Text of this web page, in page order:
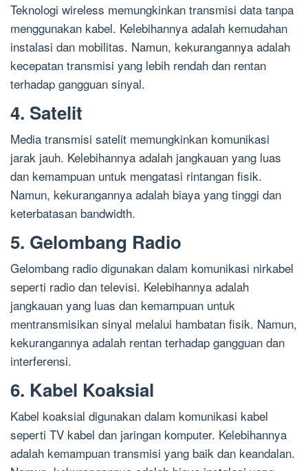
Teknologi wireless memungkinkan transmisi data tanpa
menggunakan kabel. Kelebihannya adalah kemudahan
instalasi dan mobilitas. Namun, kekurangannya adalah
kecepatan transmisi yang lebih rendah dan rentan
terhadap gangguan sinyal.
4. Satelit
Media transmisi satelit memungkinkan komunikasi
jarak jauh. Kelebihannya adalah jangkauan yang luas
dan kemampuan untuk mengatasi rintangan fisik.
Namun, kekurangannya adalah biaya yang tinggi dan
keterbatasan bandwidth.
5. Gelombang Radio
Gelombang radio digunakan dalam komunikasi nirkabel
seperti radio dan televisi. Kelebihannya adalah
jangkauan yang luas dan kemampuan untuk
mentransmisikan sinyal melalui hambatan fisik. Namun,
kekurangannya adalah rentan terhadap gangguan dan
interferensi.
6. Kabel Koaksial
Kabel koaksial digunakan dalam komunikasi kabel
seperti TV kabel dan jaringan komputer. Kelebihannya
adalah kemampuan transmisi yang baik dan keandalan.